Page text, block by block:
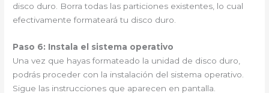
disco duro. Borra todas las particiones existentes, lo cual
efectivamente formateará tu disco duro.
Paso 6: Instala el sistema operativo
Una vez que hayas formateado la unidad de disco duro,
podrás proceder con la instalación del sistema operativo.
Sigue las instrucciones que aparecen en pantalla.